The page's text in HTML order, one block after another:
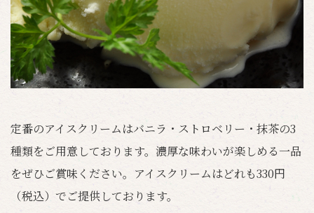
定番のアイスクリームはバニラ・ストロベリー・抹茶の3
種類をご用意しております。濃厚な味わいが楽しめる一品
をぜひご賞味ください。アイスクリームはどれも330円
（税込）でご提供しております。